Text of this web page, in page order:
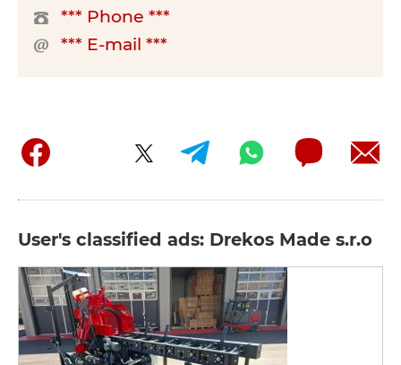
*** Phone ***
*** E-mail ***
User's classified ads: Drekos Made s.r.o